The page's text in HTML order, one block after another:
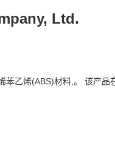
Ltd.
乙烯(ABS)材料,。 该产品